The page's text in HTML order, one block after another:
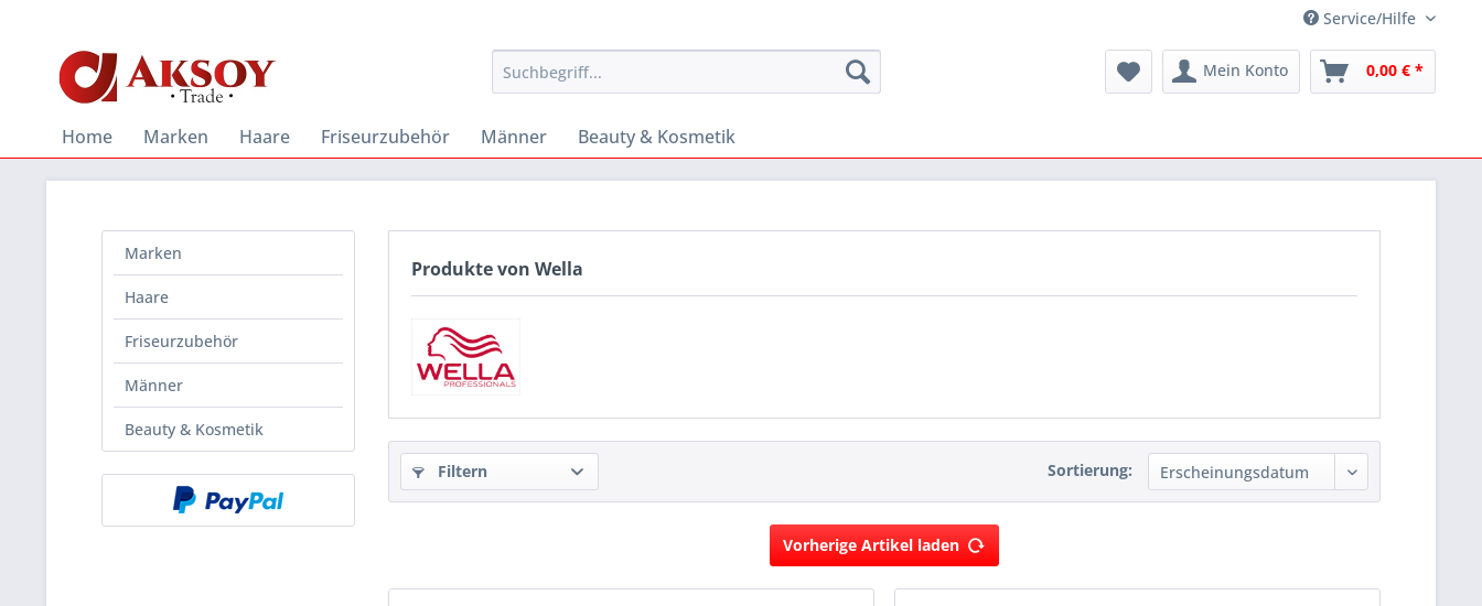
Service/Hilfe
Mein Konto 0,00 € *
Home Marken Haare Friseurzubehör Männer Beauty & Kosmetik
Marken
Haare
Friseurzubehör
Männer
Beauty & Kosmetik
Produkte von Wella
Filtern Sortierung:
Vorherige Artikel laden